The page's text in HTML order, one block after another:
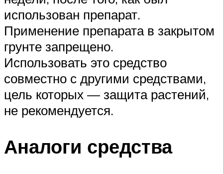
использован препарат.
Применение препарата в закрытом
грунте запрещено.
Использовать это средство
совместно с другими средствами,
цель которых — защита растений,
не рекомендуется.
Аналоги средства